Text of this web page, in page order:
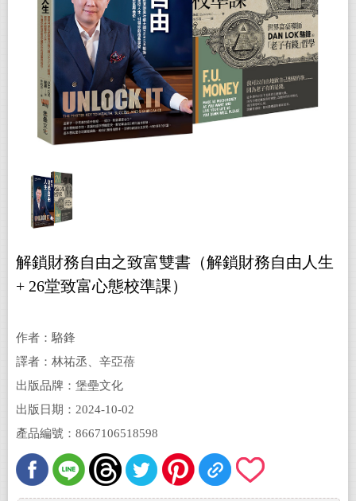
解鎖財務自由之致富雙書（解鎖財務自由人生
+ 26堂致富心態校準課）
作者：駱鋒
譯者：林祐丞、辛亞蓓
出版品牌：堡壘文化
出版日期：2024-10-02
產品編號：8667106518598